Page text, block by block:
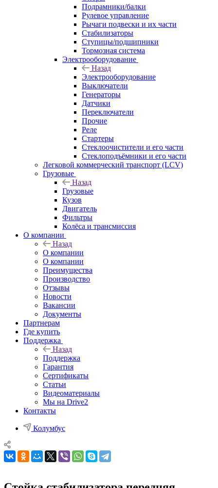
Подрамники/балки
Рулевое управление
Рычаги подвески и их части
Стабилизаторы
Ступицы/подшипники
Тормозная система
Электрооборудование
Назад
Электрооборудование
Выключатели
Генераторы
Датчики
Переключатели
Прочие
Реле
Стартеры
Стеклоочистители и его части
Стеклоподъёмники и его части
Легковой коммерческий транспорт (LCV)
Грузовые
Назад
Грузовые
Кузов
Двигатель
Фильтры
Колёса и трансмиссия
О компании
Назад
О компании
О компании
Преимущества
Производство
Отзывы
Новости
Вакансии
Документы
Партнерам
Где купить
Поддержка
Назад
Поддержка
Гарантия
Сертификаты
Статьи
Видеоматериалы
Мы на Drive2
Контакты
Колумбус